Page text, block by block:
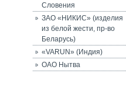
Словения
ЗАО «НИКИС» (изделия
из белой жести, пр-во
Беларусь)
«VARUN» (Индия)
ОАО Нытва